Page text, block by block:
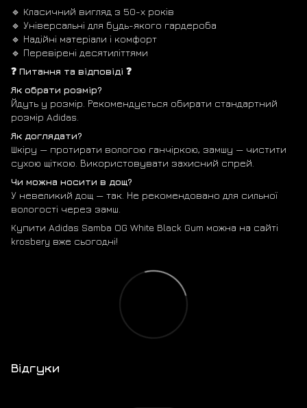
🔹 Класичний вигляд з 50-х років
🔹 Універсальні для будь-якого гардероба
🔹 Надійні матеріали і комфорт
🔹 Перевірені десятиліттями
❓ Питання та відповіді ❓
Як обрати розмір?
Йдуть у розмір. Рекомендується обирати стандартний
розмір Adidas.
Як доглядати?
Шкіру — протирати вологою ганчіркою, замшу — чистити
сухою щіткою. Використовувати захисний спрей.
Чи можна носити в дощ?
У невеликий дощ — так. Не рекомендовано для сильної
вологості через замш.
Купити Adidas Samba OG White Black Gum можна на сайті
krosbery вже сьогодні!
Відгуки